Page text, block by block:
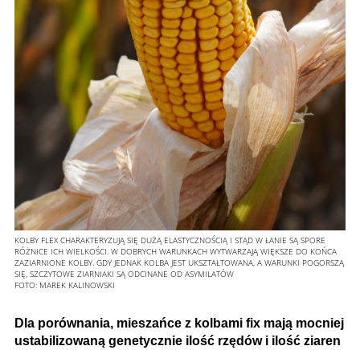
KOLBY FLEX CHARAKTERYZUJĄ SIĘ DUŻĄ ELASTYCZNOŚCIĄ I STĄD W ŁANIE SĄ SPORE
RÓŻNICE ICH WIELKOŚCI. W DOBRYCH WARUNKACH WYTWARZAJĄ WIĘKSZE DO KOŃCA
ZAZIARNIONE KOLBY. GDY JEDNAK KOLBA JEST UKSZTAŁTOWANA, A WARUNKI POGORSZĄ
SIĘ, SZCZYTOWE ZIARNIAKI SĄ ODCINANE OD ASYMILATÓW
FOTO: MAREK KALINOWSKI
Dla porównania, mieszańce z kolbami fix mają mocniej
ustabilizowaną genetycznie ilość rzędów i ilość ziaren